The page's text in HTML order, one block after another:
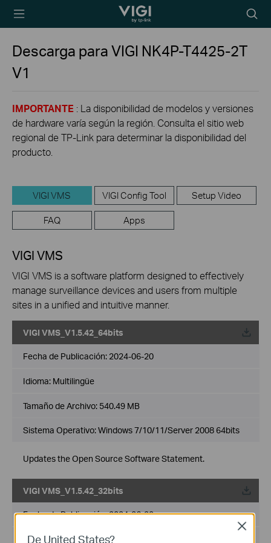
TP-Link, Reliably
icon
Descarga paraVIGI NK4P-T4425-2T
V1
IMPORTANTE : La disponibilidad de modelos y versiones
de hardware varía según la región. Consulta el sitio web
regional de TP-Link para determinar la disponibilidad del
producto.
VIGI VMS VIGI Config Tool Setup Video
FAQ Apps
VIGI VMS
VIGI VMS is a software platform designed to effectively
manage surveillance devices and users from multiple
sites in a unified and intuitive manner.
VIGI VMS_V1.5.42_64bits
Fecha de Publicación: 2024-06-20
Idioma: Multilingüe
Tamaño de Archivo: 540.49 MB
Sistema Operativo: Windows 7/10/11/Server 2008 64bits
Updates the Open Source Software Statement.
VIGI VMS_V1.5.42_32bits
Fecha de Publicación:2024-06-20
Idioma:Multilingüe
De United States?
Close